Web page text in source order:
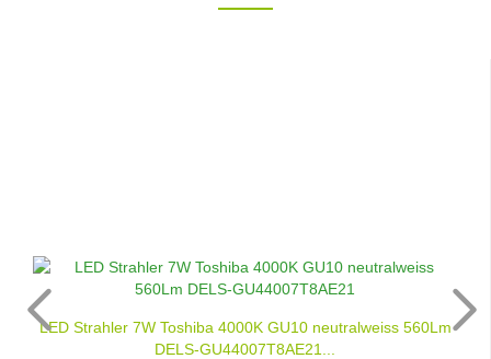
LED Strahler 7W Toshiba 4000K GU10 neutralweiss 560Lm
DELS-GU44007T8AE21...